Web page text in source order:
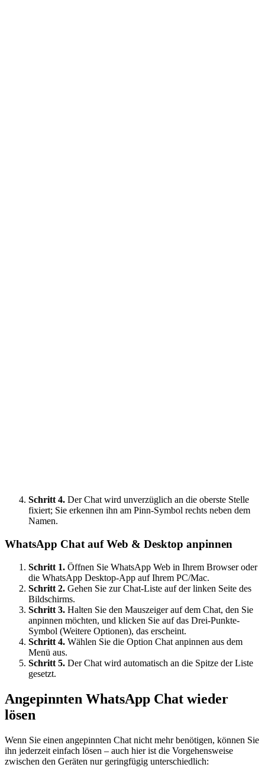
Schritt 4. Der Chat wird unverzüglich an die oberste Stelle
fixiert; Sie erkennen ihn am Pinn-Symbol rechts neben dem
Namen.
WhatsApp Chat auf Web & Desktop anpinnen
Schritt 1. Öffnen Sie WhatsApp Web in Ihrem Browser oder
die WhatsApp Desktop-App auf Ihrem PC/Mac.
Schritt 2. Gehen Sie zur Chat-Liste auf der linken Seite des
Bildschirms.
Schritt 3. Halten Sie den Mauszeiger auf dem Chat, den Sie
anpinnen möchten, und klicken Sie auf das Drei-Punkte-
Symbol (Weitere Optionen), das erscheint.
Schritt 4. Wählen Sie die Option Chat anpinnen aus dem
Menü aus.
Schritt 5. Der Chat wird automatisch an die Spitze der Liste
gesetzt.
Angepinnten WhatsApp Chat wieder
lösen
Wenn Sie einen angepinnten Chat nicht mehr benötigen, können Sie
ihn jederzeit einfach lösen – auch hier ist die Vorgehensweise
zwischen den Geräten nur geringfügig unterschiedlich: